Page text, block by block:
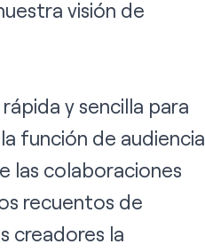
visión de
y sencilla para
función de audiencia
las colaboraciones
recuentos de
creadores la